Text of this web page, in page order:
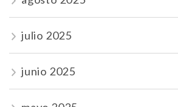
julio 2025
junio 2025